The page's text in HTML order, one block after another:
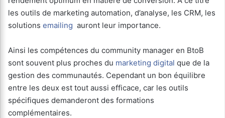
les outils de marketing automation, d’analyse, les CRM, les
solutions emailing auront leur importance.
Ainsi les compétences du community manager en BtoB
sont souvent plus proches du marketing digital que de la
gestion des communautés. Cependant un bon équilibre
entre les deux est tout aussi efficace, car les outils
spécifiques demanderont des formations
complémentaires.